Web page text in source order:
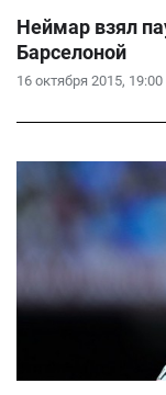
16 октября 2015, 19:00
Неймар взял
Барселоной